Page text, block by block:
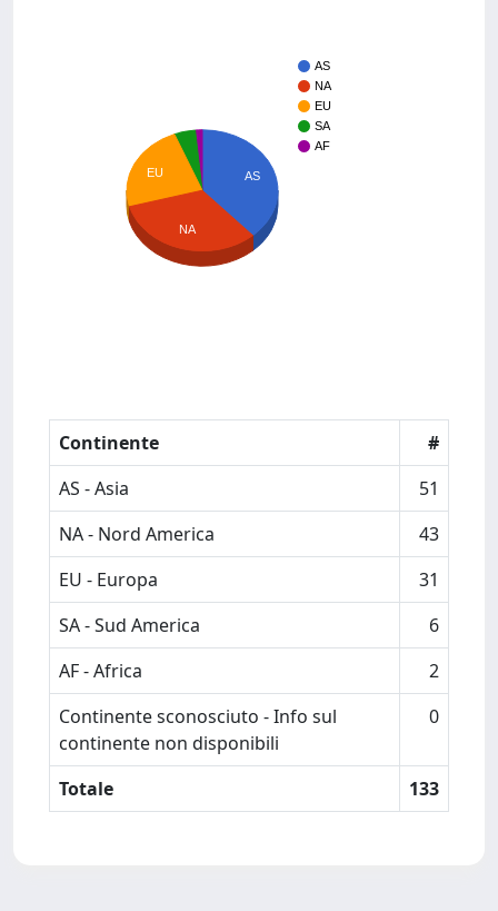
AS
NA
EU
SA
AF
AS
EU
NA
Continente
#
AS - Asia
51
NA - Nord America
43
EU - Europa
31
SA - Sud America
6
AF - Africa
2
Continente sconosciuto - Info sul
continente non disponibili
0
Totale 133